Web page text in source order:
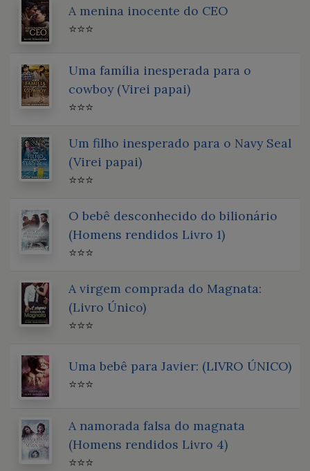
A menina inocente do CEO
⭐⭐⭐
Uma família inesperada para o
cowboy (Virei papai)
⭐⭐⭐
Um filho inesperado para o Navy Seal
(Virei papai)
⭐⭐⭐
O bebê desconhecido do bilionário
(Homens rendidos Livro 1)
⭐⭐⭐
A virgem comprada do Magnata:
(Livro Único)
⭐⭐⭐
Uma bebê para Javier: (LIVRO ÚNICO)
⭐⭐⭐
A namorada falsa do magnata
(Homens rendidos Livro 4)
⭐⭐⭐